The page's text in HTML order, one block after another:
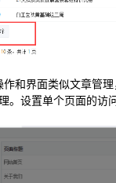
作和界面类似文章管
理。设置单个页面的访